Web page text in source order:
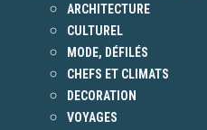
ARCHITECTURE
CULTUREL
MODE, DÉFILÉS
CHEFS ET CLIMATS
DECORATION
VOYAGES